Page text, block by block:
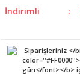
İndirimli